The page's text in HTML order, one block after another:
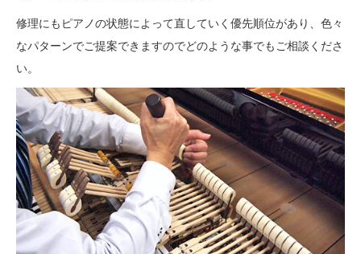
修理にもピアノの状態によって直していく優先順位があり、色々
なパターンでご提案できますのでどのような事でもご相談くださ
い。